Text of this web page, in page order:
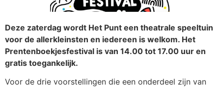
Deze zaterdag wordt Het Punt een theatrale speeltuin
voor de allerkleinsten en iedereen is welkom. Het
Prentenboekjesfestival is van 14.00 tot 17.00 uur en
gratis toegankelijk.
Voor de drie voorstellingen die een onderdeel zijn van